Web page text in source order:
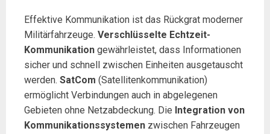
Effektive Kommunikation ist das Rückgrat moderner
Militärfahrzeuge. Verschlüsselte Echtzeit-
Kommunikation gewährleistet, dass Informationen
sicher und schnell zwischen Einheiten ausgetauscht
werden. SatCom (Satellitenkommunikation)
ermöglicht Verbindungen auch in abgelegenen
Gebieten ohne Netzabdeckung. Die Integration von
Kommunikationssystemen zwischen Fahrzeugen